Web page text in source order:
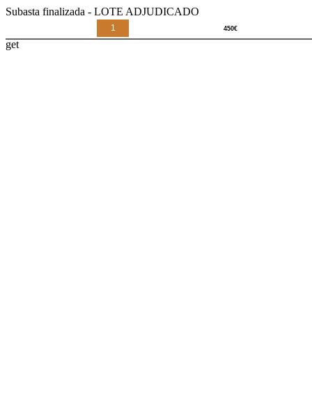
Subasta finalizada - LOTE ADJUDICADO
1
get